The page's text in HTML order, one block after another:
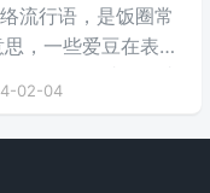
流行语，是饭圈常
，一些爱豆在表演
在聊天中常用作表
02-04